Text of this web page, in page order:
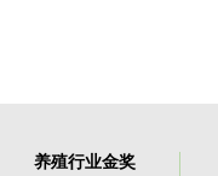
养殖行业金奖